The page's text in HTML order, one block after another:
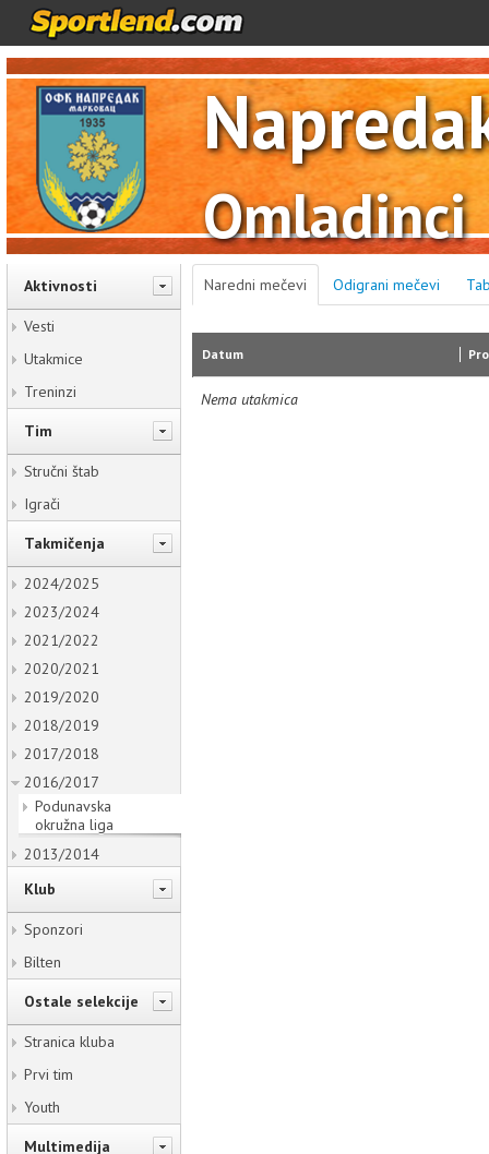
Omladinci
Aktivnosti
Vesti
Utakmice
Treninzi
Tim
Stručni štab
Igrači
Takmičenja
2024/2025
2023/2024
2021/2022
2020/2021
2019/2020
2018/2019
2017/2018
2016/2017
Podunavska
okružna liga
2013/2014
Klub
Sponzori
Bilten
Ostale selekcije
Stranica kluba
Prvi tim
Youth
Multimedija
Naredni mečevi Odigrani mečevi
Datum
Nema utakmica